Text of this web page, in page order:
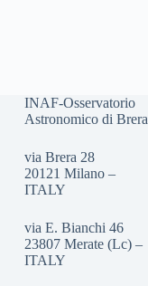
INAF-Osservatorio
Astronomico di Brera
via Brera 28
20121 Milano –
ITALY
via E. Bianchi 46
23807 Merate (Lc) –
ITALY